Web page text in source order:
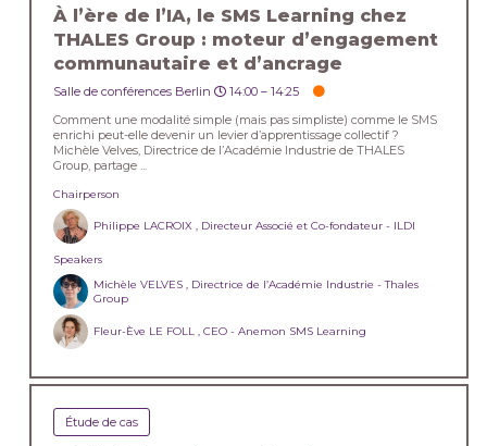
À l’ère de l’IA, le SMS Learning chez
THALES Group : moteur d’engagement
communautaire et d’ancrage
Salle de conférences Berlin 14:00 –14:25
Comment une modalité simple (mais pas simpliste) comme le SMS
enrichi peut-elle devenir un levier d’apprentissage collectif ?
Michèle Velves, Directrice de l’Académie Industrie de THALES
Group, partage ...
Chairperson
Philippe LACROIX , Directeur Associé et Co-fondateur - ILDI
Speakers
Michèle VELVES , Directrice de l’Académie Industrie - Thales
Group
Fleur-Ève LE FOLL , CEO - Anemon SMS Learning
Étude de cas